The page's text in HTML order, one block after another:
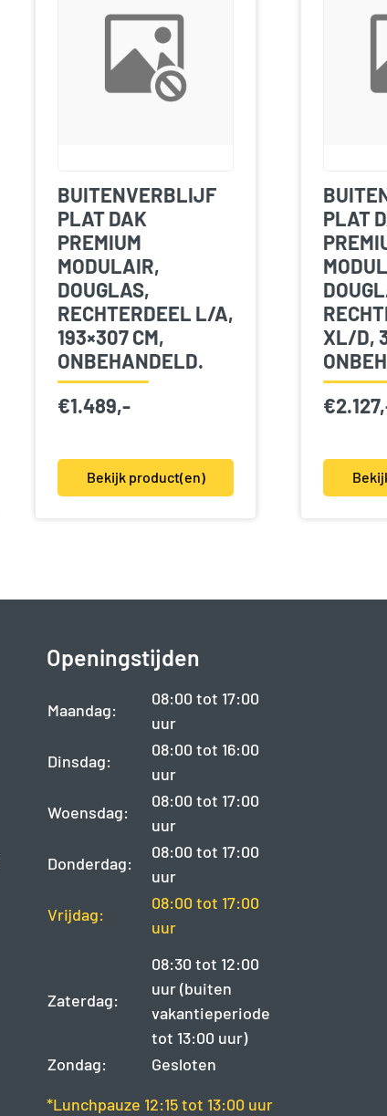
BUITENVERBLIJF
PLAT DAK
PREMIUM
MODULAIR,
DOUGLAS,
RECHTERDEEL L/A,
193×307 CM,
ONBEHANDELD.
€1.489,-
Bekijk product(en)
PLAT
XL/D,
€
Openingstijden
Maandag:
08:00 tot 17:00
uur
Dinsdag:
08:00 tot 16:00
uur
Woensdag:
08:00 tot 17:00
uur
Donderdag:
08:00 tot 17:00
uur
Vrijdag:
08:00 tot 17:00
uur
Zaterdag:
08:30 tot 12:00
uur (buiten
vakantieperiode
tot 13:00 uur)
Zondag:
Gesloten
*Lunchpauze 12:15 tot 13:00 uur